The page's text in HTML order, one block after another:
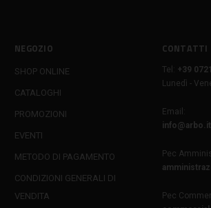
NEGOZIO
SHOP ONLINE
CATALOGHI
PROMOZIONI
EVENTI
METODO DI PAGAMENTO
CONDIZIONI GENERALI DI
VENDITA
CONTATTI
Tel:
+39
Lunedì -
Email:
info@arbo.it
Pec
Pec